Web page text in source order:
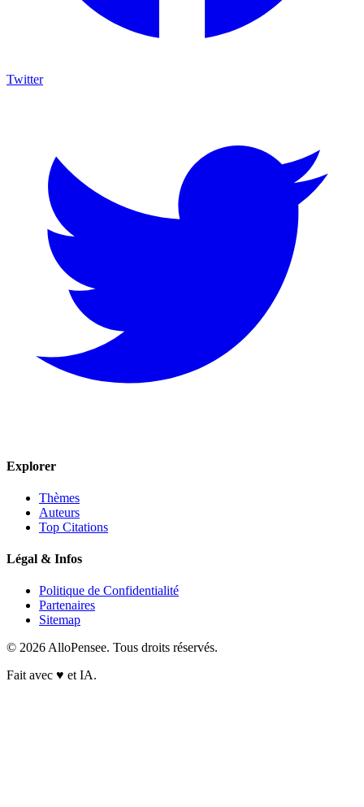
Twitter
Explorer
Thèmes
Auteurs
Top Citations
Légal & Infos
Politique de Confidentialité
Partenaires
Sitemap
© 2026 AlloPensee. Tous droits réservés.
Fait avec ♥ et IA.